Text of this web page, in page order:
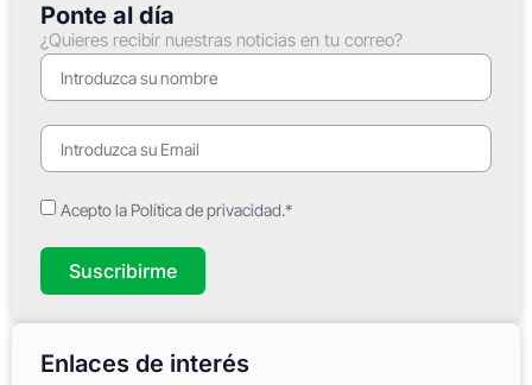
Ponte al día
¿Quieres recibir nuestras noticias en tu correo?
Acepto la Política de privacidad.*
Suscribirme
Enlaces de interés